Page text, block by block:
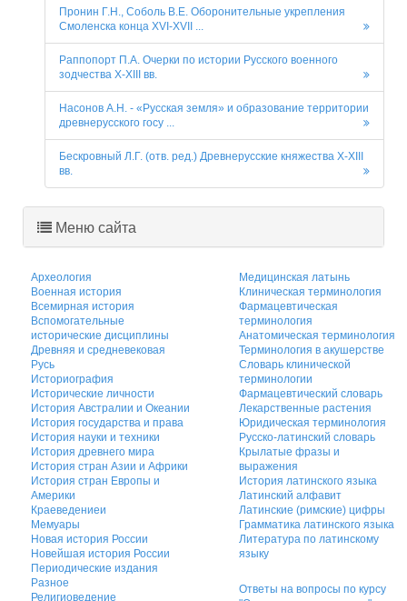
Пронин Г.Н., Соболь В.Е. Оборонительные укрепления
Смоленска конца XVI-XVII ...
Раппопорт П.А. Очерки по истории Русского военного
зодчества X-XIII вв.
Насонов А.Н. - «Русская земля» и образование территории
древнерусского госу ...
Бескровный Л.Г. (отв. ред.) Древнерусские княжества X-XIII
вв.
Меню сайта
Археология
Военная история
Всемирная история
Вспомогательные
исторические дисциплины
Древняя и средневековая
Русь
Историография
Исторические личности
История Австралии и Океании
История государства и права
История науки и техники
История древнего мира
История стран Азии и Африки
История стран Европы и
Америки
Краеведениеи
Мемуары
Новая история России
Новейшая история России
Периодические издания
Разное
Религиоведение
Медицинская латынь
Клиническая терминология
Фармацевтическая
терминология
Анатомическая терминология
Терминология в акушерстве
Словарь клинической
терминологии
Фармацевтический словарь
Лекарственные растения
Юридическая терминология
Русско-латинский словарь
Крылатые фразы и
выражения
История латинского языка
Латинский алфавит
Латинские (римские) цифры
Грамматика латинского языка
Литература по латинскому
языку
Ответы на вопросы по курсу